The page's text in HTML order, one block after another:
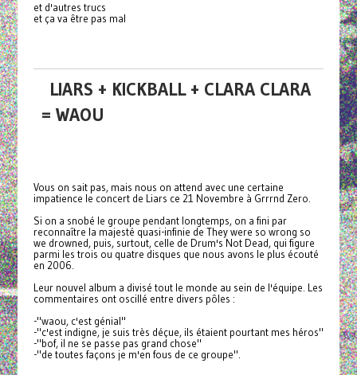
et d'autres trucs
et ça va être pas mal
LIARS + KICKBALL + CLARA CLARA
= WAOU
Vous on sait pas, mais nous on attend avec une certaine
impatience le concert de Liars ce 21 Novembre à Grrrnd Zero.
Si on a snobé le groupe pendant longtemps, on a fini par
reconnaître la majesté quasi-infinie de They were so wrong so
we drowned, puis, surtout, celle de Drum's Not Dead, qui figure
parmi les trois ou quatre disques que nous avons le plus écouté
en 2006.
Leur nouvel album a divisé tout le monde au sein de l'équipe. Les
commentaires ont oscillé entre divers pôles :
-"waou, c'est génial"
-"c'est indigne, je suis très déçue, ils étaient pourtant mes héros"
-"bof, il ne se passe pas grand chose"
-"de toutes façons je m'en fous de ce groupe".